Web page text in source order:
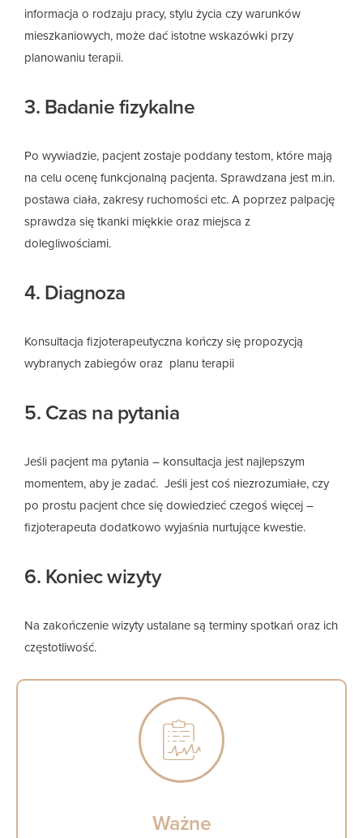
informacja o rodzaju pracy, stylu życia czy warunków
mieszkaniowych, może dać istotne wskazówki przy
planowaniu terapii.
3. Badanie fizykalne
Po wywiadzie, pacjent zostaje poddany testom, które mają
na celu ocenę funkcjonalną pacjenta. Sprawdzana jest m.in.
postawa ciała, zakresy ruchomości etc. A poprzez palpację
sprawdza się tkanki miękkie oraz miejsca z
dolegliwościami.
4. Diagnoza
Konsultacja fizjoterapeutyczna kończy się propozycją
wybranych zabiegów oraz planu terapii
5. Czas na pytania
Jeśli pacjent ma pytania – konsultacja jest najlepszym
momentem, aby je zadać. Jeśli jest coś niezrozumiałe, czy
po prostu pacjent chce się dowiedzieć czegoś więcej –
fizjoterapeuta dodatkowo wyjaśnia nurtujące kwestie.
6. Koniec wizyty
Na zakończenie wizyty ustalane są terminy spotkań oraz ich
częstotliwość.
Ważne